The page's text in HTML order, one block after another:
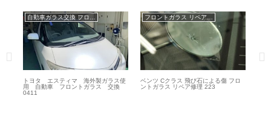
トヨタ エスティマ 海外製ガラス使
用 自動車 フロントガラス 交換
0411
ベンツ Cクラス 飛び石による傷 フロ
ントガラス リペア修理 223